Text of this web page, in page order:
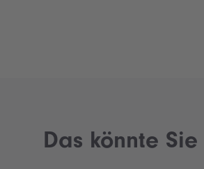
l
Das könnte